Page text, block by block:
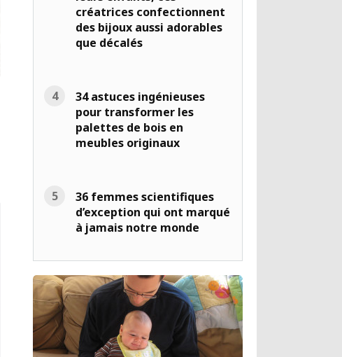
créatrices confectionnent
des bijoux aussi adorables
que décalés
34 astuces ingénieuses
pour transformer les
palettes de bois en
meubles originaux
36 femmes scientifiques
d’exception qui ont marqué
à jamais notre monde